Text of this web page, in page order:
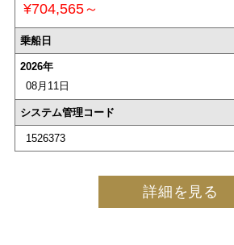
¥704,565～
乗船日
2026年
08月11日
システム管理コード
1526373
詳細を見る